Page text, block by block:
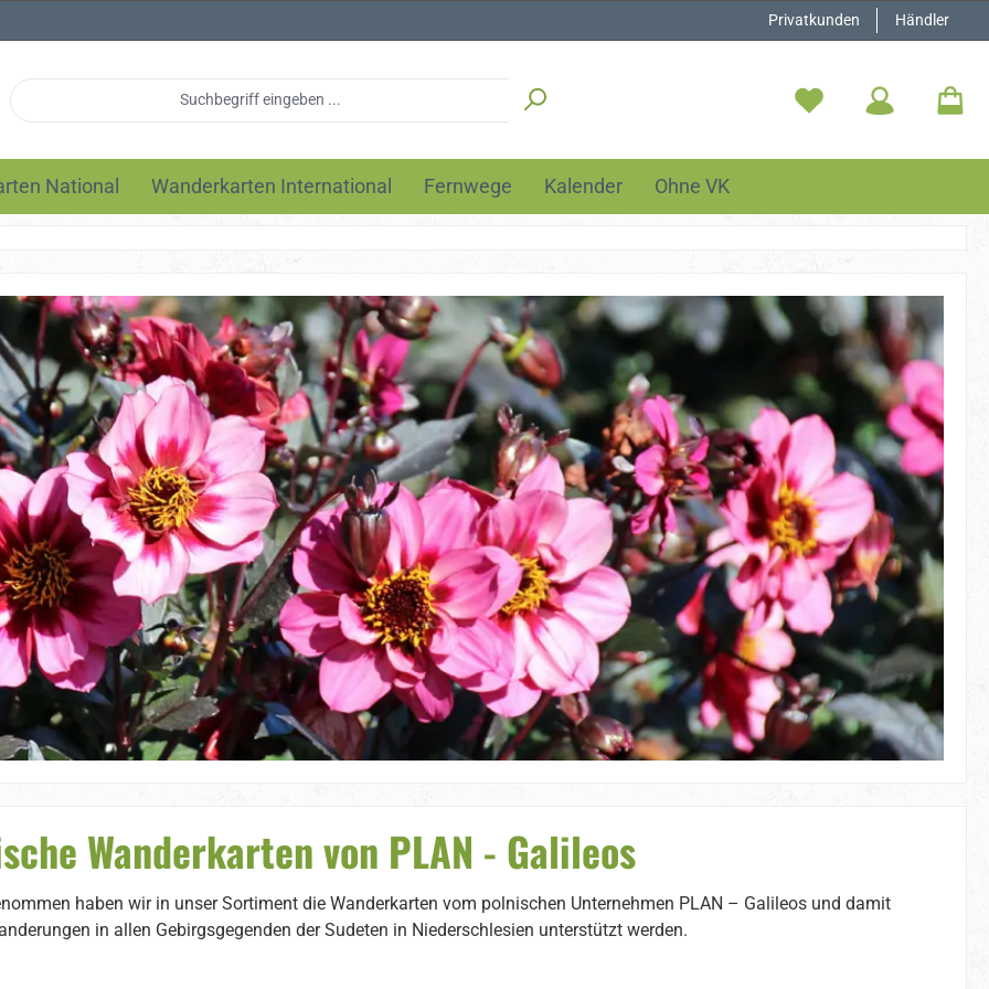
Privatkunden Händler
National Wanderkarten International Fernwege Kalender Ohne VK
Wanderkarten von PLAN - Galileos
haben wir in unser Sortiment die Wanderkarten vom polnischen Unternehmen PLAN – Galileos und damit
in allen Gebirgsgegenden der Sudeten in Niederschlesien unterstützt werden.